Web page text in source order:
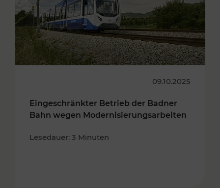
09.10.2025
Eingeschränkter Betrieb der Badner
Bahn wegen Modernisierungsarbeiten
Lesedauer: 3 Minuten